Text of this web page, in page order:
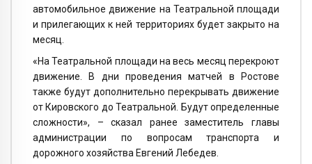
автомобильное движение на Театральной площади
и прилегающих к ней территориях будет закрыто на
месяц.
«На Театральной площади на весь месяц перекроют
движение. В дни проведения матчей в Ростове
также будут дополнительно перекрывать движение
от Кировского до Театральной. Будут определенные
сложности», – сказал ранее заместитель главы
администрации по вопросам транспорта и
дорожного хозяйства Евгений Лебедев.